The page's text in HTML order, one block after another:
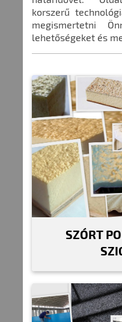
korszerű
megismertetni
lehetőségeket és
SZÓRT